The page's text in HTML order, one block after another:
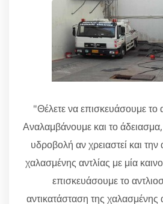
"Θέλετε να επισκευάσουμε το
Αναλαμβάνουμε και το
υδροβολή αν χρειαστεί και την
χαλασμένης αντλίας με μία
επισκευάσουμε το
αντικατάσταση της χαλασμένης